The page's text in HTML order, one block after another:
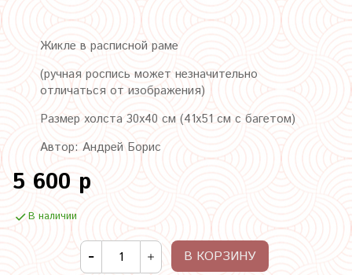
Жикле в расписной раме
(ручная роспись может незначительно
отличаться от изображения)
Размер холста 30х40 см (41х51 см с багетом)
Автор: Андрей Борис
5 600 р
В наличии
В КОРЗИНУ